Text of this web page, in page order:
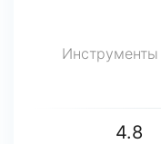
Инструменты
4.8